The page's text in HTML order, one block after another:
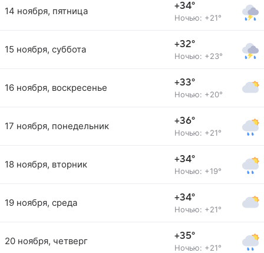
14 ноября, пятница +34°
Ночью: +21°
15 ноября, суббота +32°
Ночью: +23°
16 ноября, воскресенье +33°
Ночью: +20°
17 ноября, понедельник +36°
Ночью: +21°
18 ноября, вторник +34°
Ночью: +19°
19 ноября, среда +34°
Ночью: +21°
20 ноября, четверг +35°
Ночью: +21°